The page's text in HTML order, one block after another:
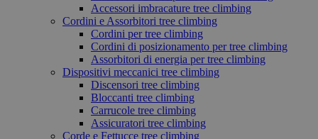
Accessori imbracature tree climbing
Cordini e Assorbitori tree climbing
Cordini per tree climbing
Cordini di posizionamento per tree climbing
Assorbitori di energia per tree climbing
Dispositivi meccanici tree climbing
Discensori tree climbing
Bloccanti tree climbing
Carrucole tree climbing
Assicuratori tree climbing
Corde e Fettucce tree climbing